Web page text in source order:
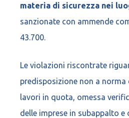
materia di sicurezza nei
sanzionate con ammende
43.700.
Le violazioni riscontrate
predisposizione non a norma
lavori in quota, omessa
delle imprese in subappalto e